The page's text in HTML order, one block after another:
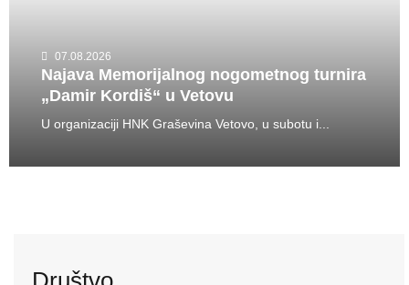
07.08.2026
Najava Memorijalnog nogometnog turnira
„Damir Kordiš“ u Vetovu
U organizaciji HNK Graševina Vetovo, u subotu i...